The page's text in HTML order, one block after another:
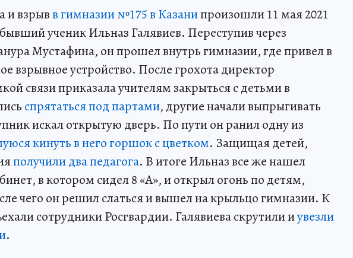
и взрывв гимназии №175 в Казанипроизошли 11 мая 2021
ученик Ильназ Галявиев. Переступив через
Мустафина, он прошел внутрь гимназии, где привел в
взрывное устройство. После грохота директор
связи приказала учителям закрыться с детьми в
спрятаться под партами, другие начали выпрыгивать
искал открытую дверь. По пути он ранил одну из
кинуть в него горшок с цветком. Защищая детей,
получили два педагога. В итоге Ильназ все же нашел
в котором сидел 8 «А», и открыл огонь по детям,
чего он решил слаться и вышел на крыльцо гимназии. К
сотрудники Росгвардии. Галявиева скрутили иувезли
.